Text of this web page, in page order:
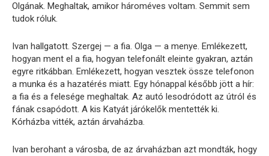
Olgának. Meghaltak, amikor hároméves voltam. Semmit sem
tudok róluk.
Ivan hallgatott. Szergej — a fia. Olga — a menye. Emlékezett,
hogyan ment el a fia, hogyan telefonált eleinte gyakran, aztán
egyre ritkábban. Emlékezett, hogyan vesztek össze telefonon
a munka és a hazatérés miatt. Egy hónappal később jött a hír:
a fia és a felesége meghaltak. Az autó lesodródott az útról és
fának csapódott. A kis Katyát járókelők mentették ki.
Kórházba vitték, aztán árvaházba.
Ivan berohant a városba, de az árvaházban azt mondták, hogy